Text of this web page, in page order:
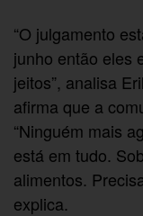
“O julgamento
junho então eles
jeitos”, analisa
afirma que a
“Ninguém mais
está em tudo.
alimentos.
explica.